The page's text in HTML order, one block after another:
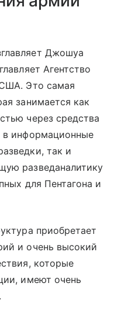
Джошуа
Агентство
Это самая
занимается как
через средства
в информационные
так и
разведаналитику
для Пентагона и
приобретает
и очень высокий
которые
имеют очень